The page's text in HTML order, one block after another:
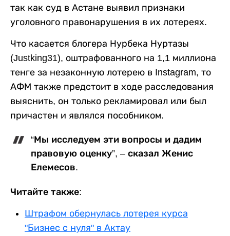
так как суд в Астане выявил признаки
уголовного правонарушения в их лотереях.
Что касается блогера Нурбека Нуртазы
(Justking31), оштрафованного на 1,1 миллиона
тенге за незаконную лотерею в Instagram, то
АФМ также предстоит в ходе расследования
выяснить, он только рекламировал или был
причастен и являлся пособником.
“Мы исследуем эти вопросы и дадим
правовую оценку”, – сказал Женис
Елемесов.
Читайте также:
Штрафом обернулась лотерея курса
"Бизнес с нуля" в Актау